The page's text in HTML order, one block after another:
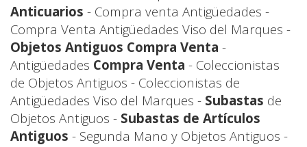
Anticuarios - Compra venta Antigüedades -
Compra Venta Antigüedades Viso del Marques -
Objetos Antiguos Compra Venta -
Antigüedades Compra Venta - Coleccionistas
de Objetos Antiguos - Coleccionistas de
Antigüedades Viso del Marques - Subastas de
Objetos Antiguos - Subastas de Artículos
Antiguos - Segunda Mano y Objetos Antiguos -